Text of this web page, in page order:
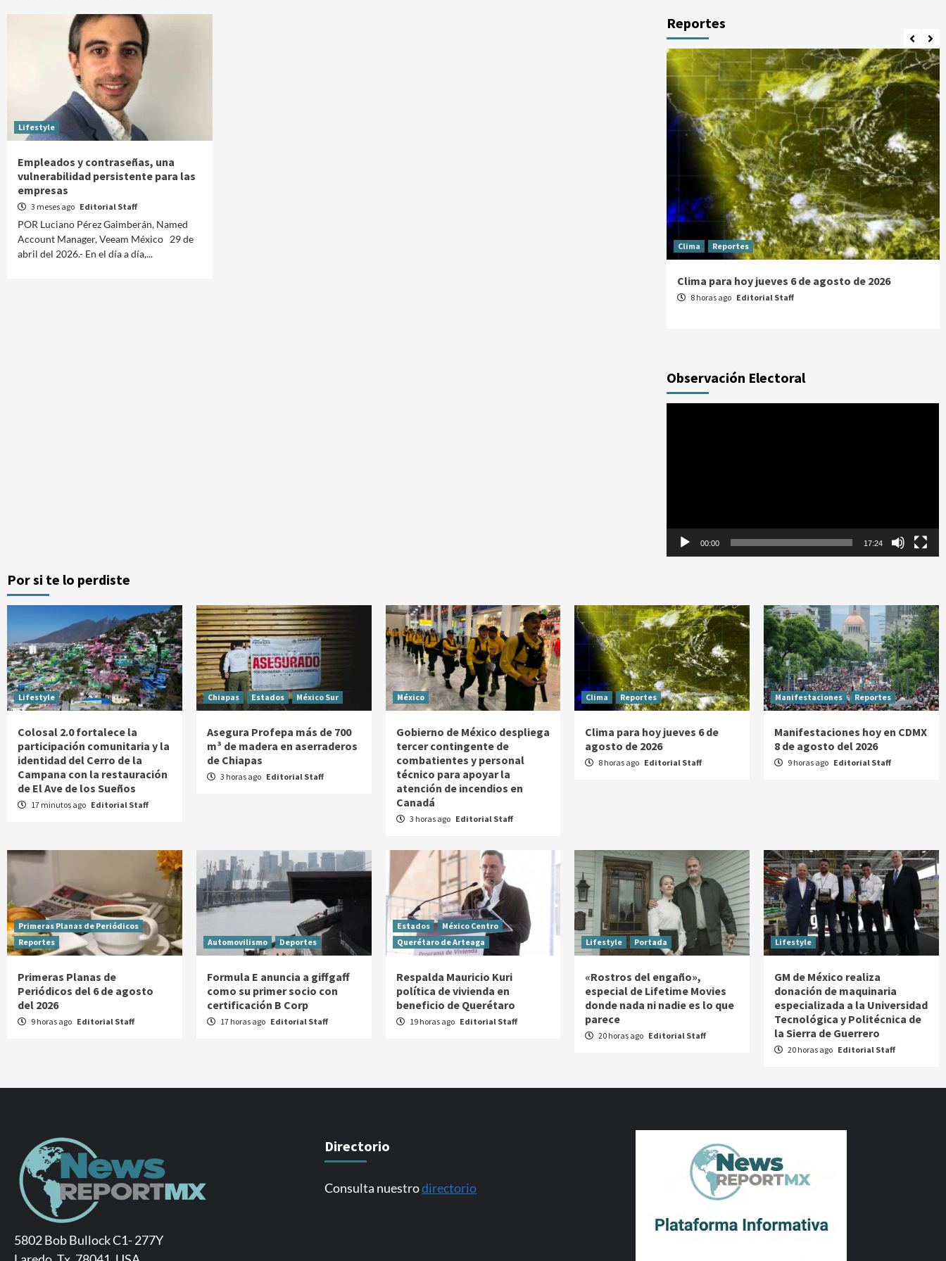
Lifestyle
Empleados y contraseñas, una
vulnerabilidad persistente para las
empresas
3 meses ago Editorial Staff
POR Luciano Pérez Gaimberán, Named
Account Manager, Veeam México 29 de
abril del 2026.- En el día a día,...
Reportes
Clima Reportes
Clima para hoy jueves 6 de agosto de 2026
8 horas ago Editorial Staff
Observación Electoral
00:00 17:24
Por si te lo perdiste
Lifestyle
Colosal 2.0 fortalece la
participación comunitaria y la
identidad del Cerro de la
Campana con la restauración
de El Ave de los Sueños
17 minutos ago Editorial Staff
Chiapas Estados México Sur
Asegura Profepa más de 700
m³ de madera en aserraderos
de Chiapas
3 horas ago Editorial Staff
México
Gobierno de México despliega
tercer contingente de
combatientes y personal
técnico para apoyar la
atención de incendios en
Canadá
3 horas ago Editorial Staff
Clima Reportes
Clima para hoy jueves 6 de
agosto de 2026
8 horas ago Editorial Staff
Manifestaciones Reportes
Manifestaciones hoy en CDMX
8 de agosto del 2026
9 horas ago Editorial Staff
Primeras Planas de Periódicos
Reportes
Primeras Planas de
Periódicos del 6 de agosto
del 2026
9 horas ago Editorial Staff
Automovilismo Deportes
Formula E anuncia a giffgaff
como su primer socio con
certificación B Corp
17 horas ago Editorial Staff
Estados
México Centro
Querétaro de Arteaga
Respalda Mauricio Kuri
política de vivienda en
beneficio de Querétaro
19 horas ago Editorial Staff
Lifestyle Portada
«Rostros del engaño»,
especial de Lifetime Movies
donde nada ni nadie es lo que
parece
20 horas ago Editorial Staff
Lifestyle
GM de México realiza
donación de maquinaria
especializada a la Universidad
Tecnológica y Politécnica de
la Sierra de Guerrero
20 horas ago Editorial Staff
5802 Bob Bullock C1- 277Y
Directorio
Consulta nuestrodirectorio